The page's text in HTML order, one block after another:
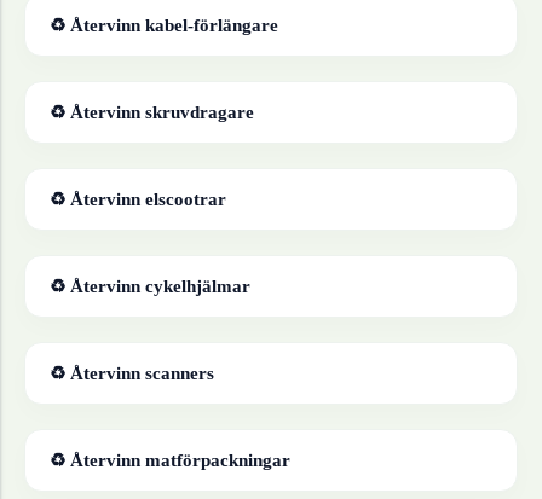
♻ Återvinn kabel-förlängare
♻ Återvinn skruvdragare
♻ Återvinn elscootrar
♻ Återvinn cykelhjälmar
♻ Återvinn scanners
♻ Återvinn matförpackningar